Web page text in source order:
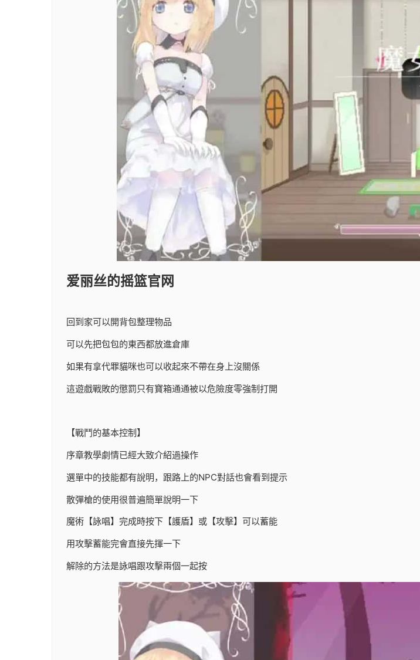
爱丽丝的摇篮官网
回到家可以開背包整理物品
可以先把包包的東西都放進倉庫
如果有拿代罪貓咪也可以收起來不帶在身上沒關係
這遊戲戰敗的懲罰只有寶箱通通被以危險度零強制打開
【戰鬥的基本控制】
序章教學劇情已經大致介紹過操作
選單中的技能都有說明，跟路上的NPC對話也會看到提示
散彈槍的使用很普遍簡單說明一下
魔術【詠唱】完成時按下【護盾】或【攻擊】可以蓄能
用攻擊蓄能完會直接先揮一下
解除的方法是詠唱跟攻擊兩個一起按